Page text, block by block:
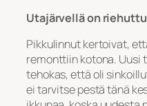
Utajärvellä on riehuttu
Pikkulinnut kertoivat,
remonttiin kotona. Uusi
tehokas, että oli
ei tarvitse pestä tänä